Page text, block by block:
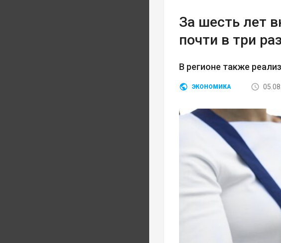
За шесть лет
почти в три
В регионе также
ЭКОНОМИКА